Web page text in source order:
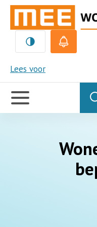
Lees voor
MEE
Handige
links